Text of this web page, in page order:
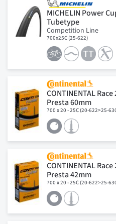
MICHELIN Power
Tubetype
Competition Line
700x25C (25-622)
CONTINENTAL
Presta 60mm
700 x 20 - 25C (20-622>25-
CONTINENTAL
Presta 42mm
700 x 20 - 25C (20-622>25-